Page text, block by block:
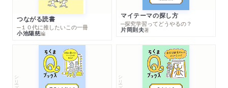
つながる読書
─１０代に推したいこの一冊
小池陽慈編
マイテーマの探し方
─探究学習ってどうやるの？
片岡則夫著
シリーズ・全集 シリーズ・全集